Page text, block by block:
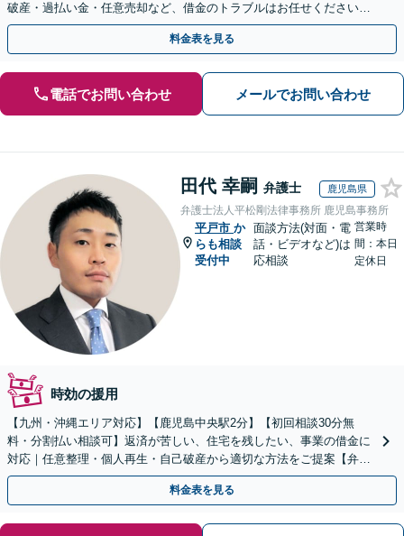
破産・過払い金・任意売却など、借金のトラブルはお任せください。
【初回相談無料】【全国対応可能】
料金表を見る
電話でお問い合わせ メールでお問い合わせ
田代 幸嗣 弁護士 鹿児島県
弁護士法人平松剛法律事務所 鹿児島事務所
平戸市 か
らも相談
受付中
面談方法(対面・電
話・ビデオなど)は
応相談
営業時
間：本日
定休日
時効の援用
【九州・沖縄エリア対応】【鹿児島中央駅2分】【初回相談30分無
料・分割払い相談可】返済が苦しい、住宅を残したい、事業の借金に
対応｜任意整理・個人再生・自己破産から適切な方法をご提案【弁護
士歴10年以上】
料金表を見る